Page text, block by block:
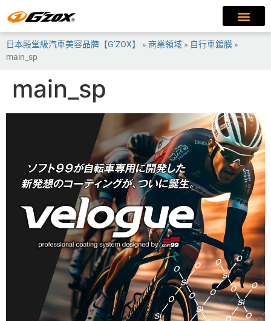
日本殿堂級汽車美容品牌【G’ZOX】 » 商業領域 » 自行車鍍膜 »
main_sp
main_sp